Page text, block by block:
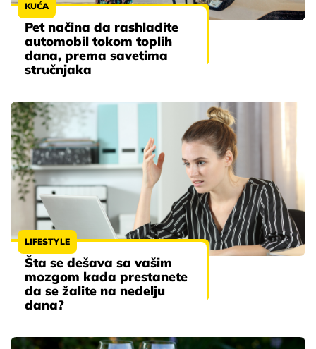
KUĆA
Pet načina da rashladite
automobil tokom toplih
dana, prema savetima
stručnjaka
LIFESTYLE
Šta se dešava sa vašim
mozgom kada prestanete
da se žalite na nedelju
dana?